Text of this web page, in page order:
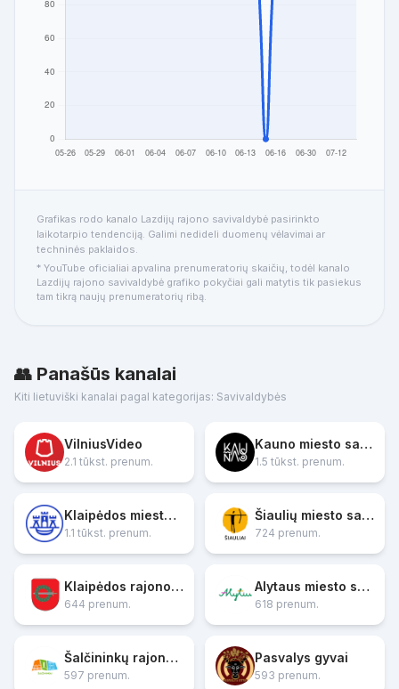
Grafikas rodo kanalo Lazdijų rajono savivaldybė pasirinkto
laikotarpio tendenciją. Galimi nedideli duomenų vėlavimai ar
techninės paklaidos.
* YouTube oficialiai apvalina prenumeratorių skaičių, todėl kanalo
Lazdijų rajono savivaldybė grafiko pokyčiai gali matytis tik pasiekus
tam tikrą naujų prenumeratorių ribą.
👥 Panašūs kanalai
Kiti lietuviški kanalai pagal kategorijas: Savivaldybės
VilniusVideo
2.1 tūkst. prenum.
Kauno miesto savivaldybė
1.5 tūkst. prenum.
Klaipėdos miesto savivaldybė
1.1 tūkst. prenum.
Šiaulių miesto savivaldybė
724 prenum.
Klaipėdos rajono savivaldybė
644 prenum.
Alytaus miesto savivaldybės administracija
618 prenum.
Šalčininkų rajono savivaldybė
597 prenum.
Pasvalys gyvai
593 prenum.